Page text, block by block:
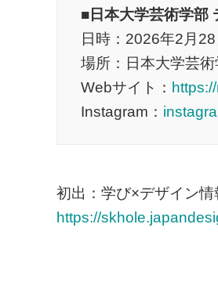
■日本大学芸術学部
日時：2026年2月
場所：日本大学芸
Webサイト：
Instagram：
初出：学び×デザイン情
https://